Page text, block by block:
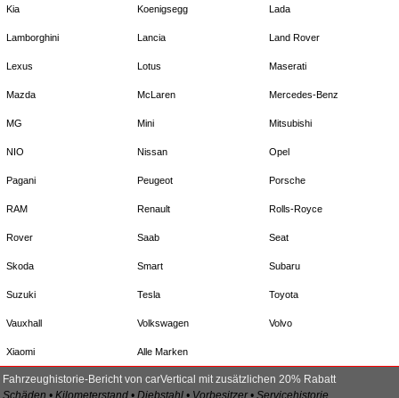
Kia Koenigsegg Lada
Lamborghini Lancia Land Rover
Lexus Lotus Maserati
Mazda McLaren Mercedes-Benz
MG Mini Mitsubishi
NIO Nissan Opel
Pagani Peugeot Porsche
RAM Renault Rolls-Royce
Rover Saab Seat
Skoda Smart Subaru
Suzuki Tesla Toyota
Vauxhall Volkswagen Volvo
Xiaomi Alle Marken
Fahrzeughistorie-Bericht von carVertical mit zusätzlichen 20% Rabatt
Schäden • Kilometerstand • Diebstahl • Vorbesitzer • Servicehistorie